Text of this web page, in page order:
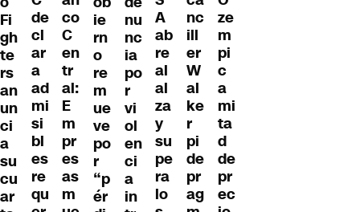
Fi
gh
te
rs
an
un
ci
a
su
cu
ar
de
cl
ar
a
ad
mi
si
bl
es
re
qu
co
C
en
tr
al:
E
m
pr
es
as
m
ie
rn
o
re
m
ue
ve
po
r
“p
ér
nu
nc
ia
po
r
vi
ol
en
ci
a
in
A
ab
re
al
al
za
y
su
pe
ra
lo
nc
ill
er
W
al
ke
r
pi
de
pr
ag
ze
m
pi
c
a
mi
ta
d
de
pr
ec